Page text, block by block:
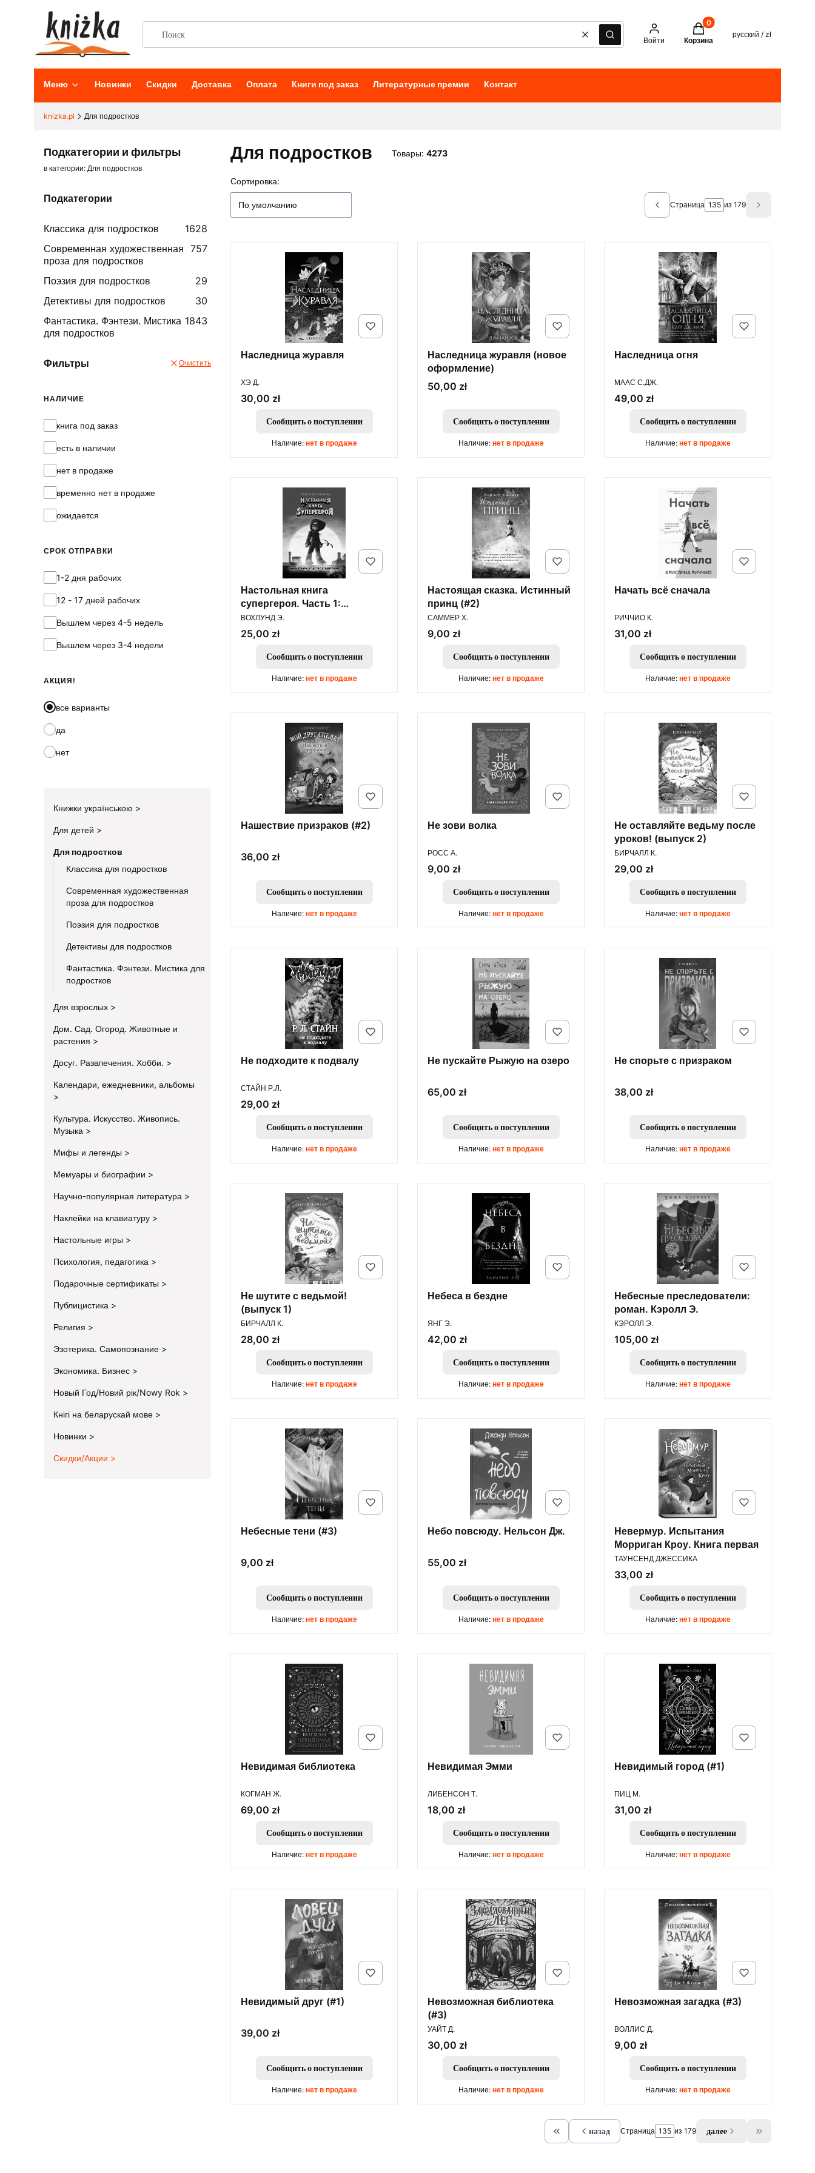
ОчиститьПоиск Войти
Товары в корзине: 0. See
Корзина
русский / zł
Меню Новинки Скидки Доставка Оплата Книги под заказ Литературные премии Контакт
knizka.pl Для подростков
Подкатегории и фильтры
в категории: Для подростков
Подкатегории
Классика для подростков
1628
Современная художественная
проза для подростков
757
Поэзия для подростков
29
Детективы для подростков
30
Фантастика. Фэнтези. Мистика
для подростков
1843
Фильтры Очистить
НАЛИЧИЕ
Наличие
книга под заказ
есть в наличии
нет в продаже
временно нет в продаже
ожидается
СРОК ОТПРАВКИ
Срок отправки
1-2 дня рабочих
12 - 17 дней рабочих
Вышлем через 4-5 недель
Вышлем через 3-4 недели
АКЦИЯ!
все варианты
да
нет
Книжки українською
Для детей
Для подростков
Классика для подростков
Современная художественная
проза для подростков
Поэзия для подростков
Детективы для подростков
Фантастика. Фэнтези. Мистика для
подростков
Для взрослых
Дом. Сад. Огород. Животные и
растения
Досуг. Развлечения. Хобби.
Календари, ежедневники, альбомы
Культура. Искусство. Живопись.
Музыка
Мифы и легенды
Мемуары и биографии
Научно-популярная литература
Наклейки на клавиатуру
Настольные игры
Психология, педагогика
Подарочные сертификаты
Публицистика
Религия
Эзотерика. Самопознание
Экономика. Бизнес
Новый Год/Новий рік/Nowy Rok
Кнігі на беларускай мове
Новинки
Скидки/Акции
Для подростков Товары: 4273
Список товаров
Сортировка:
По умолчанию Previous products
Страница из 179 Next
Наследница журавля
ПРОИЗВОДИТЕЛЬ
ХЭ Д.
Цена
30,00 zł
Сообщить о поступлении
Наличие: нет в продаже
Наследница журавля (новое
оформление)
Цена
50,00 zł
Сообщить о поступлении
Наличие: нет в продаже
Наследница огня
ПРОИЗВОДИТЕЛЬ
МААС С.ДЖ.
Цена
49,00 zł
Сообщить о поступлении
Наличие: нет в продаже
Настольная книга
супергероя. Часть 1:
Руководство к действию
ПРОИЗВОДИТЕЛЬ
ВОХЛУНД Э.
Цена
25,00 zł
Сообщить о поступлении
Наличие: нет в продаже
Настоящая сказка. Истинный
принц (#2)
ПРОИЗВОДИТЕЛЬ
САММЕР Х.
Цена
9,00 zł
Сообщить о поступлении
Наличие: нет в продаже
Начать всё сначала
ПРОИЗВОДИТЕЛЬ
РИЧЧИО К.
Цена
31,00 zł
Сообщить о поступлении
Наличие: нет в продаже
Нашествие призраков (#2)
Цена
36,00 zł
Сообщить о поступлении
Наличие: нет в продаже
Не зови волка
ПРОИЗВОДИТЕЛЬ
РОСС А.
Цена
9,00 zł
Сообщить о поступлении
Наличие: нет в продаже
Не оставляйте ведьму после
уроков! (выпуск 2)
ПРОИЗВОДИТЕЛЬ
БИРЧАЛЛ К.
Цена
29,00 zł
Сообщить о поступлении
Наличие: нет в продаже
Не подходите к подвалу
ПРОИЗВОДИТЕЛЬ
СТАЙН Р.Л.
Цена
29,00 zł
Сообщить о поступлении
Наличие: нет в продаже
Не пускайте Рыжую на озеро
Цена
65,00 zł
Сообщить о поступлении
Наличие: нет в продаже
Не спорьте с призраком
Цена
38,00 zł
Сообщить о поступлении
Наличие: нет в продаже
Не шутите с ведьмой!
(выпуск 1)
ПРОИЗВОДИТЕЛЬ
БИРЧАЛЛ К.
Цена
28,00 zł
Сообщить о поступлении
Наличие: нет в продаже
Небеса в бездне
ПРОИЗВОДИТЕЛЬ
ЯНГ Э.
Цена
42,00 zł
Сообщить о поступлении
Наличие: нет в продаже
Небесные преследователи:
роман. Кэролл Э.
ПРОИЗВОДИТЕЛЬ
КЭРОЛЛ Э.
Цена
105,00 zł
Сообщить о поступлении
Наличие: нет в продаже
Небесные тени (#3)
Цена
9,00 zł
Сообщить о поступлении
Наличие: нет в продаже
Небо повсюду. Нельсон Дж.
Цена
55,00 zł
Сообщить о поступлении
Наличие: нет в продаже
Невермур. Испытания
Морриган Кроу. Книга первая
ПРОИЗВОДИТЕЛЬ
ТАУНСЕНД ДЖЕССИКА
Цена
33,00 zł
Сообщить о поступлении
Наличие: нет в продаже
Невидимая библиотека
ПРОИЗВОДИТЕЛЬ
КОГМАН Ж.
Цена
69,00 zł
Сообщить о поступлении
Наличие: нет в продаже
Невидимая Эмми
ПРОИЗВОДИТЕЛЬ
ЛИБЕНСОН Т.
Цена
18,00 zł
Сообщить о поступлении
Наличие: нет в продаже
Невидимый город (#1)
ПРОИЗВОДИТЕЛЬ
ПИЦ М.
Цена
31,00 zł
Сообщить о поступлении
Наличие: нет в продаже
Невидимый друг (#1)
Цена
39,00 zł
Сообщить о поступлении
Наличие: нет в продаже
Невозможная библиотека
(#3)
ПРОИЗВОДИТЕЛЬ
УАЙТ Д.
Цена
30,00 zł
Сообщить о поступлении
Наличие: нет в продаже
Невозможная загадка (#3)
ПРОИЗВОДИТЕЛЬ
ВОЛЛИС Д.
Цена
9,00 zł
Сообщить о поступлении
Наличие: нет в продаже
Return to the first product page
назад Страница из 179 далее Go to the